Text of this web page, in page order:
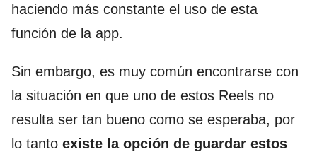
haciendo más constante el uso de esta
función de la app.
Sin embargo, es muy común encontrarse con
la situación en que uno de estos Reels no
resulta ser tan bueno como se esperaba, por
lo tanto existe la opción de guardar estos